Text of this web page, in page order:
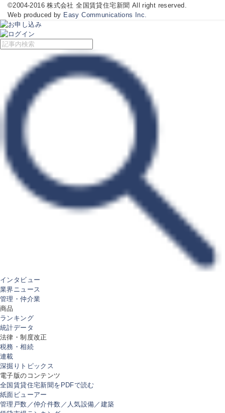
©2004-2016 株式会社 全国賃貸住宅新聞 All right reserved.
Web produced by Easy Communications Inc.
インタビュー
業界ニュース
管理・仲介業
商品
ランキング
統計データ
法律・制度改正
税務・相続
連載
深掘りトピックス
電子版のコンテンツ
全国賃貸住宅新聞をPDFで読む
紙面ビューアー
管理戸数／仲介件数／人気設備／建築